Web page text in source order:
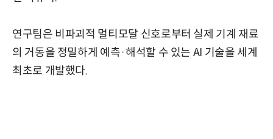
연구팀은 비파괴적 멀티모달 신호로부터 실제 기계 재료
의 거동을 정밀하게 예측·해석할 수 있는 AI 기술을 세계
최초로 개발했다.